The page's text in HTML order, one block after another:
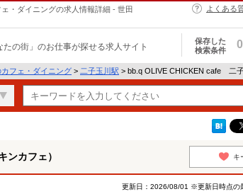
・ダイニングの求人情報詳細 - 世田
よくある
たの街」のお仕事が探せる求人サイト
保存した
検索条件
0
フェ・ダイニング > 二子玉川駅 > bb.q OLIVE CHICKEN cafe 二
カフェ） キ
更新日：2026/08/01 ※更新日時点の